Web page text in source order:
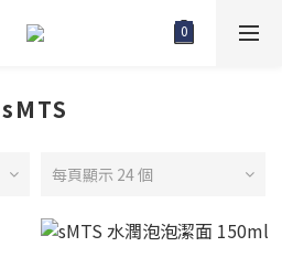
sMTS
每頁顯示 24 個